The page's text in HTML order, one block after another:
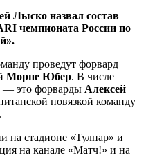
Лыско назвал состав
чемпионата России по
проведут форвард
Морне Юбер. В числе
— это форварды Алексей
повязкой команду
.
на стадионе «Тулпар» и
на канале «Матч!» и на